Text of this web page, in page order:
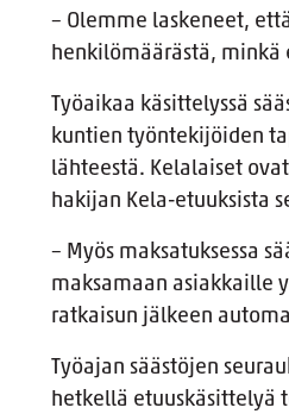
– Olemme laskeneet,
henkilömäärästä, minkä
Työaikaa käsittelyssä
kuntien työntekijöiden
lähteestä. Kelalaiset
hakijan Kela-etuuksista
– Myös maksatuksessa
maksamaan asiakkaille
ratkaisun jälkeen
Työajan säästöjen
hetkellä etuuskäsittelyä